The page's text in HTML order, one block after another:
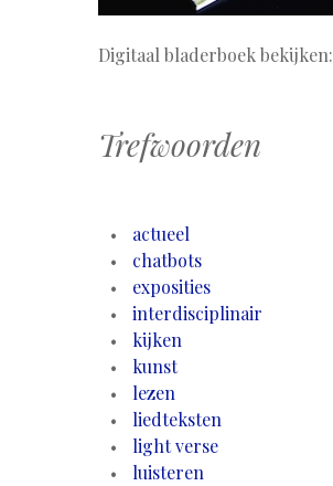
Digitaal bladerboek bekijken:
Trefwoorden
actueel
chatbots
exposities
interdisciplinair
kijken
kunst
lezen
liedteksten
light verse
luisteren